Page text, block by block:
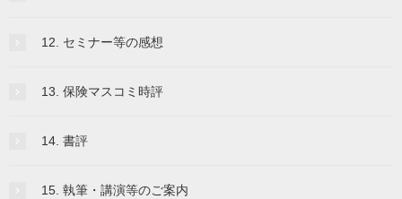
12. セミナー等の感想
13. 保険マスコミ時評
14. 書評
15. 執筆・講演等のご案内